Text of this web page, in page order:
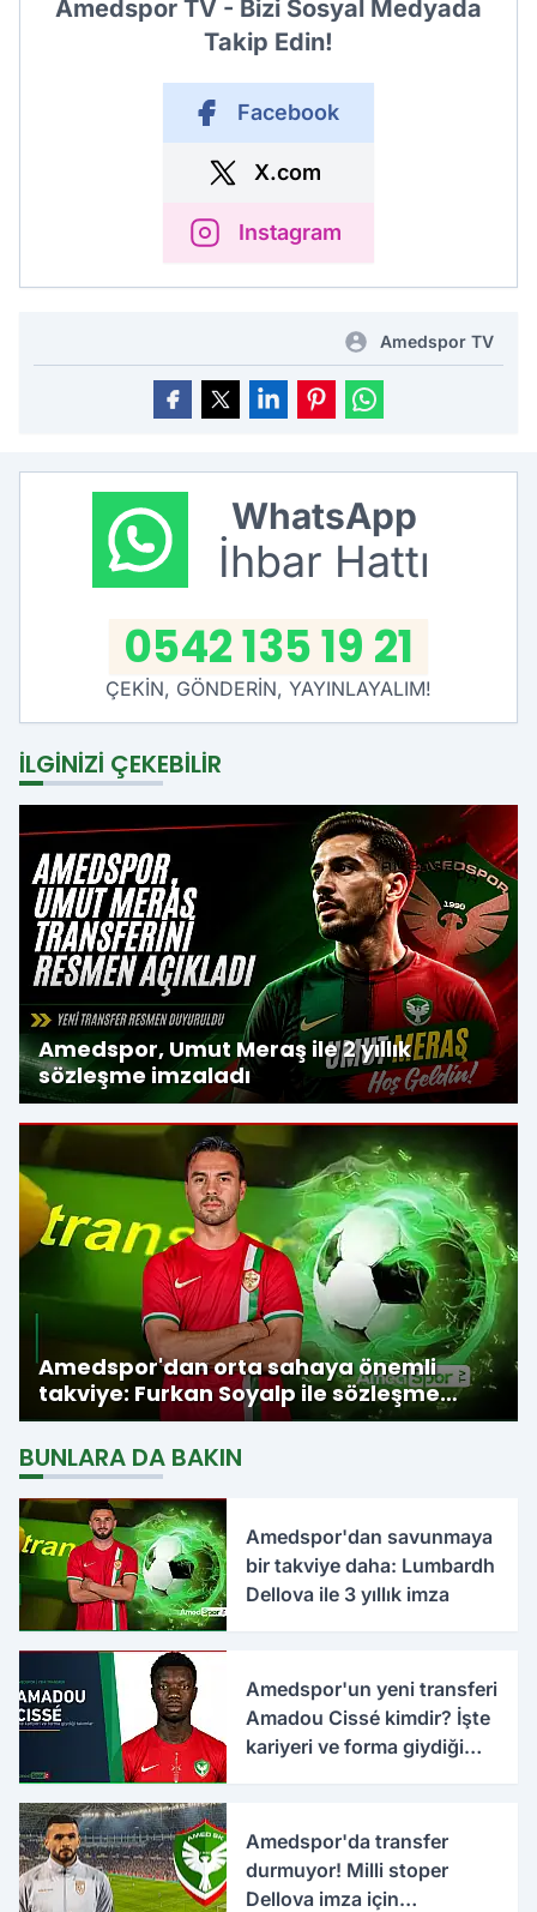
Amedspor TV - Bizi Sosyal Medyada
Takip Edin!
Facebook
X.com
Instagram
Amedspor TV
WhatsApp
İhbar Hattı
0542 135 19 21
ÇEKİN, GÖNDERİN, YAYINLAYALIM!
İLGINIZI ÇEKEBILIR
Amedspor, Umut Meraş ile 2 yıllık
sözleşme imzaladı
Amedspor'dan orta sahaya önemli
takviye: Furkan Soyalp ile sözleşme
imzalandı
BUNLARA DA BAKIN
Amedspor'dan savunmaya
bir takviye daha: Lumbardh
Dellova ile 3 yıllık imza
Amedspor'un yeni transferi
Amadou Cissé kimdir? İşte
kariyeri ve forma giydiği
Amedspor'da transfer
durmuyor! Milli stoper
Dellova imza için